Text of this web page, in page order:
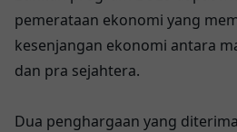
pemerataan ekonomi yang
kesenjangan ekonomi antara
dan pra sejahtera.
Dua penghargaan yang